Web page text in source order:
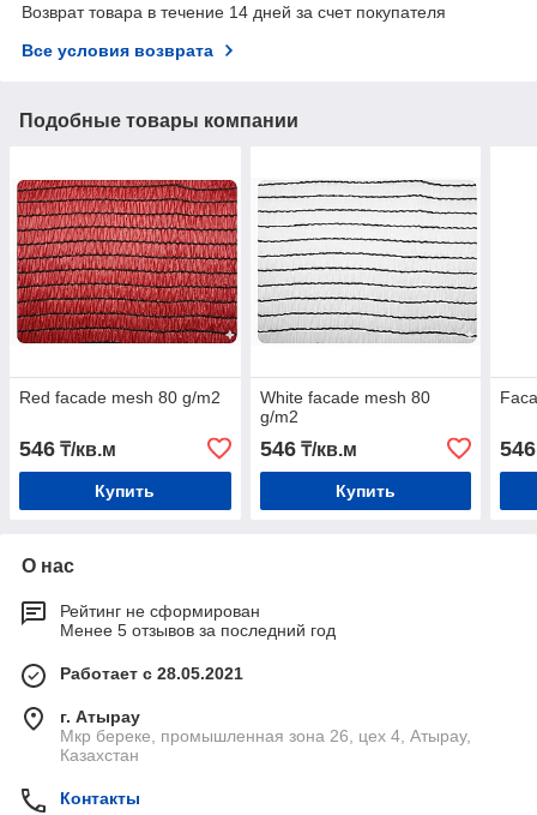
Возврат товара в течение 14 дней за счет покупателя
Все условия возврата
Подобные товары компании
Red facade mesh 80 g/m2
546 ₸/кв.м
Купить
White facade mesh 80
g/m2
546₸/кв.м
Купить
546
О нас
Рейтинг не сформирован
Менее 5 отзывов за последний год
Работает с 28.05.2021
г. Атырау
Мкр береке, промышленная зона 26, цех 4, Атырау,
Казахстан
Контакты